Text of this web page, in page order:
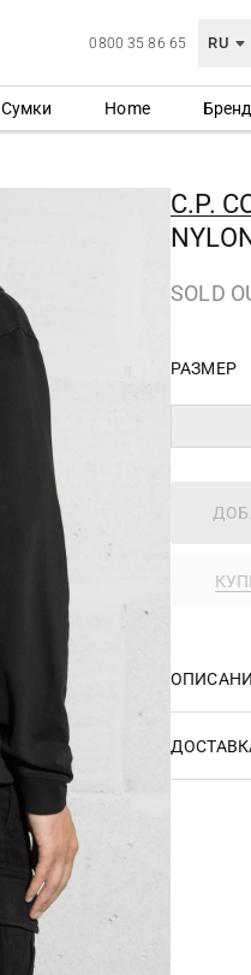
0800 35 86 65 RU
Сумки Home
C.P.
SOLD
РАЗМЕР